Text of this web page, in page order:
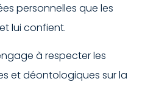
personnelles que les
lui confient.
à respecter les
et déontologiques sur la